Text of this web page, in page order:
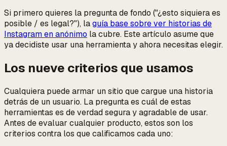
Si primero quieres la pregunta de fondo ("¿esto siquiera es
posible / es legal?"), laguía base sobre ver historias de
Instagram en anónimo la cubre. Este artículo asume que
ya decidiste usar una herramienta y ahora necesitas elegir.
Los nueve criterios que usamos
Cualquiera puede armar un sitio que cargue una historia
detrás de un usuario. La pregunta es cuálde estas
herramientas es de verdad segura y agradable de usar.
Antes de evaluar cualquier producto, estos son los
criterios contra los que calificamos cada uno: